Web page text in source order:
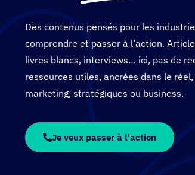
Des contenus pensés pour les
comprendre et passer à l’action.
livres blancs, interviews… ici, pas de
ressources utiles, ancrées dans le
marketing, stratégiques ou business.
Je veux passer à l'action